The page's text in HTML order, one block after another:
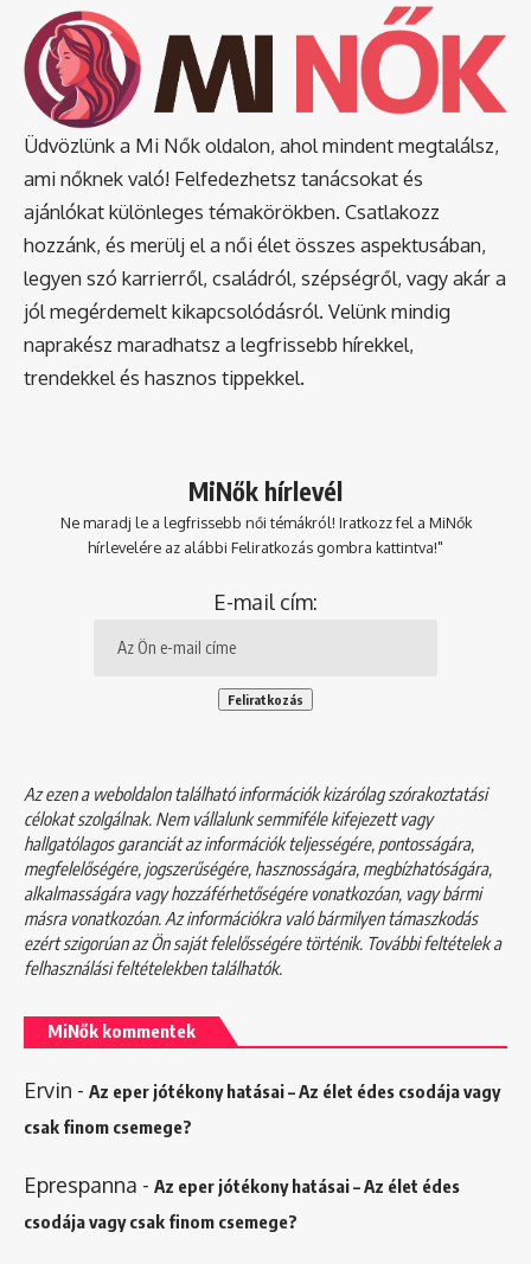
Üdvözlünk a Mi Nők oldalon, ahol mindent megtalálsz,
ami nőknek való! Felfedezhetsz tanácsokat és
ajánlókat különleges témakörökben. Csatlakozz
hozzánk, és merülj el a női élet összes aspektusában,
legyen szó karrierről, családról, szépségről, vagy akár a
jól megérdemelt kikapcsolódásról. Velünk mindig
naprakész maradhatsz a legfrissebb hírekkel,
trendekkel és hasznos tippekkel.
MiNők hírlevél
Ne maradj le a legfrissebb női témákról! Iratkozz fel a MiNők
hírlevelére az alábbi Feliratkozás gombra kattintva!"
E-mail cím:
Az ezen a weboldalon található információk kizárólag szórakoztatási
célokat szolgálnak. Nem vállalunk semmiféle kifejezett vagy
hallgatólagos garanciát az információk teljességére, pontosságára,
megfelelőségére, jogszerűségére, hasznosságára, megbízhatóságára,
alkalmasságára vagy hozzáférhetőségére vonatkozóan, vagy bármi
másra vonatkozóan. Az információkra való bármilyen támaszkodás
ezért szigorúan az Ön saját felelősségére történik. További feltételek a
felhasználási feltételekbentalálhatók.
MiNők kommentek
Ervin - Az eper jótékony hatásai – Az élet édes csodája vagy
csak finom csemege?
Eprespanna - Az eper jótékony hatásai – Az élet édes
csodája vagy csak finom csemege?